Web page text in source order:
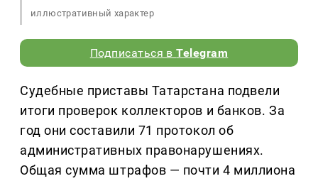
иллюстративный характер
Подписаться вTelegram
Судебные приставы Татарстана подвели
итоги проверок коллекторов и банков. За
год они составили 71 протокол об
административных правонарушениях.
Общая сумма штрафов — почти 4 миллиона